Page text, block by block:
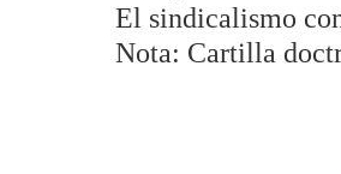
El sindicalismo
Nota: Cartilla